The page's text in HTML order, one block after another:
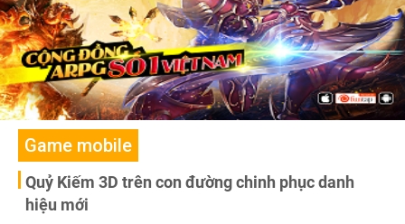
Game mobile
Quỷ Kiếm 3D trên con đường chinh phục danh
hiệu mới